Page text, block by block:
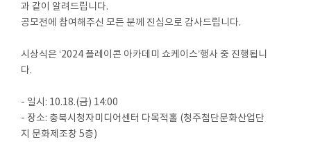
과 같이 알려드립니다.
공모전에 참여해주신 모든 분께 진심으로 감사드립니다.
시상식은 ‘2024 플레이콘 아카데미 쇼케이스’행사 중 진행됩니
다.
- 일시: 10.18.(금) 14:00
- 장소: 충북시청자미디어센터 다목적홀 (청주첨단문화산업단
지 문화제조창 5층)